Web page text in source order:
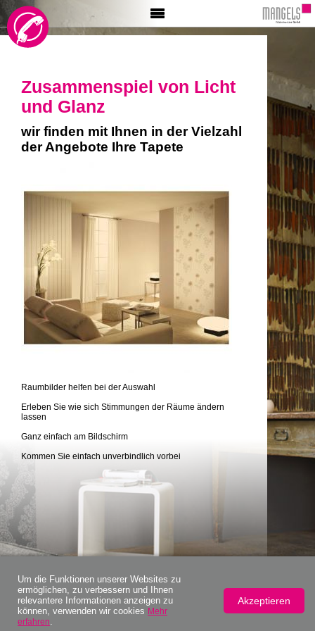
Um die Funktionen unserer Websites zu
ermöglichen, zu verbessern und Ihnen
relevantere Informationen anzeigen zu
können, verwenden wir cookies Mehr
erfahren.
Akzeptieren
HOME
MALER
TAPETE
GLASER
Zusammenspiel von Licht
und Glanz
wir finden mit Ihnen in der Vielzahl
der Angebote Ihre Tapete
Raumbilder helfen bei der Auswahl
Erleben Sie wie sich Stimmungen der Räume ändern
lassen
Ganz einfach am Bildschirm
Kommen Sie einfach unverbindlich vorbei